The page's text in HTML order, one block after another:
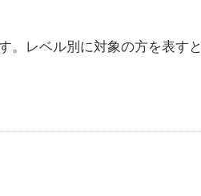
。レベル別に対象の方を表すと